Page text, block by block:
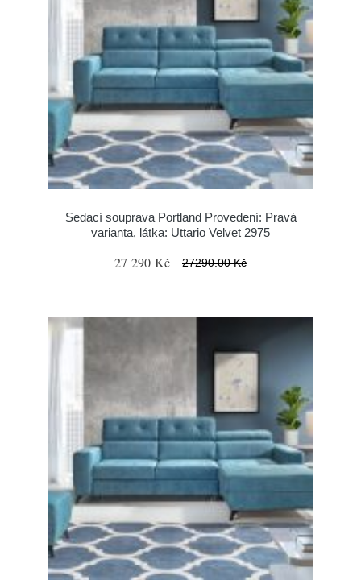
Sedací souprava Portland Provedení: Pravá
varianta, látka: Uttario Velvet 2975
27 290 Kč 27290.00 Kč